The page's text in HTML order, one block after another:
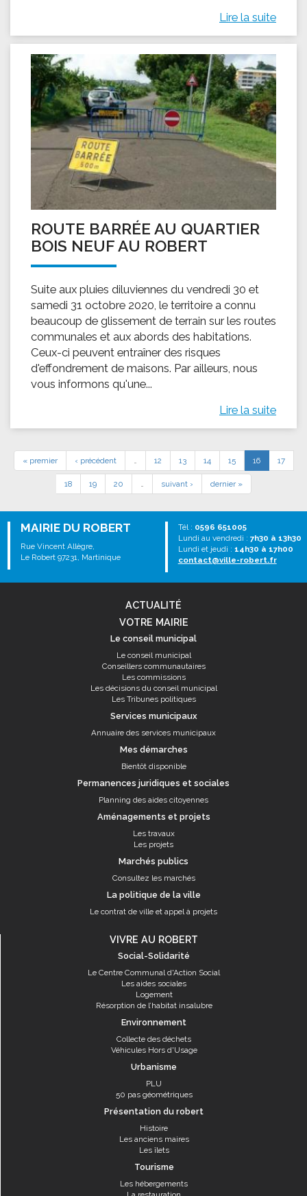
Lire la suite
ROUTE BARRÉE AU QUARTIER
BOIS NEUF AU ROBERT
Suite aux pluies diluviennes du vendredi 30 et
samedi 31 octobre 2020, le territoire a connu
beaucoup de glissement de terrain sur les routes
communales et aux abords des habitations.
Ceux-ci peuvent entraîner des risques
d'effondrement de maisons. Par ailleurs, nous
vous informons qu'une...
Lire la suite
« premier ‹ précédent … 12 13 14 15 16 17
18 19 20 … suivant › dernier »
MAIRIE DU ROBERT
Rue Vincent Allègre,
Le Robert 97231, Martinique
Tél : 0596 651005
Lundi au vendredi : 7h30 à 13h30
Lundi et jeudi : 14h30 à 17h00
contact@ville-robert.fr
ACTUALITÉ
VOTRE MAIRIE
Le conseil municipal
Le conseil municipal
Conseillers communautaires
Les commissions
Les décisions du conseil municipal
Les Tribunes politiques
Services municipaux
Annuaire des services municipaux
Mes démarches
Bientôt disponible
Permanences juridiques et sociales
Planning des aides citoyennes
Aménagements et projets
Les travaux
Les projets
Marchés publics
Consultez les marchés
La politique de la ville
Le contrat de ville et appel à projets
VIVRE AU ROBERT
Social-Solidarité
Le Centre Communal d'Action Social
Les aides sociales
Logement
Résorption de l’habitat insalubre
Environnement
Collecte des déchets
Véhicules Hors d'Usage
Urbanisme
PLU
50 pas géométriques
Présentation du robert
Histoire
Les anciens maires
Les îlets
Tourisme
Les hébergements